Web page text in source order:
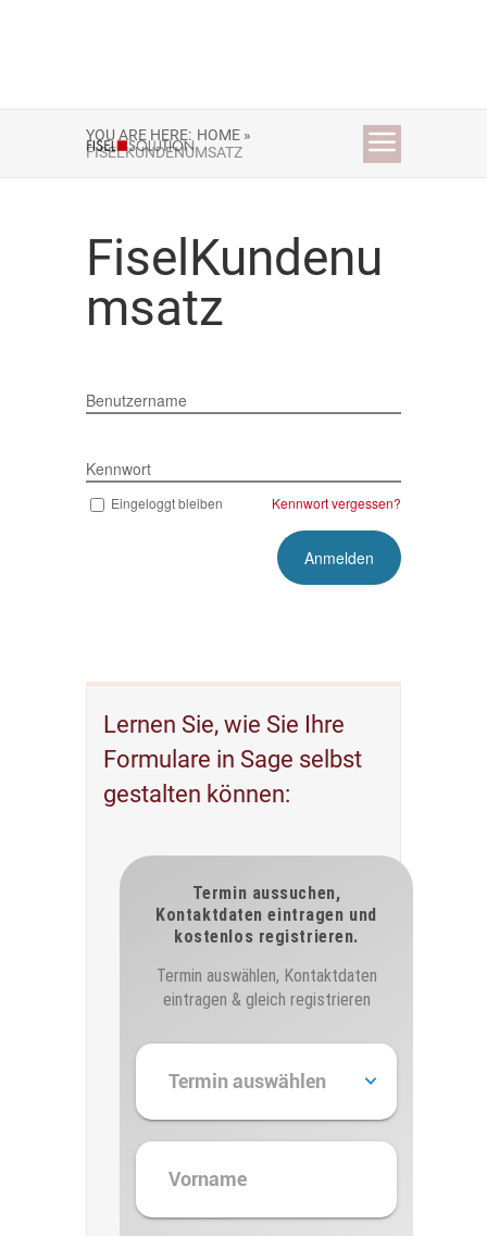
YOU ARE HERE: HOME »
FISELKUNDENUMSATZ
FiselKundenu
msatz
Benutzername
Kennwort
Eingeloggt bleiben Kennwort vergessen?
Lernen Sie, wie Sie Ihre
Formulare in Sage selbst
gestalten können: